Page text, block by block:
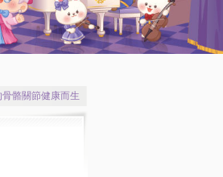
骼關節健康而生